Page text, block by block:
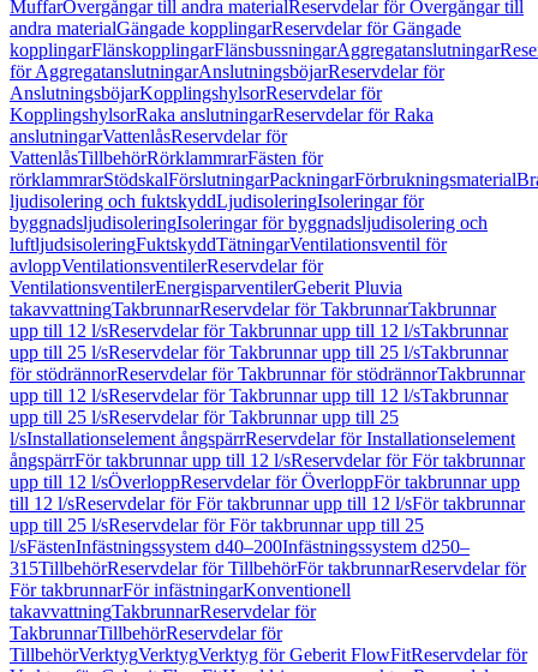
MuffarÖvergångar till andra materialReservdelar för Övergångar till
andra materialGängade kopplingarReservdelar för Gängade
kopplingarFlänskopplingarFlänsbussningarAggregatanslutningar
för AggregatanslutningarAnslutningsböjarReservdelar för
AnslutningsböjarKopplingshylsorReservdelar för
KopplingshylsorRaka anslutningarReservdelar för Raka
anslutningarVattenlåsReservdelar för
VattenlåsTillbehörRörklammrarFästen för
rörklammrarStödskalFörslutningarPackningarFörbrukningsmaterial
ljudisolering och fuktskyddLjudisoleringIsoleringar för
byggnadsljudisoleringIsoleringar för byggnadsljudisolering och
luftljudsisoleringFuktskyddTätningarVentilationsventil för
avloppVentilationsventilerReservdelar för
VentilationsventilerEnergisparventilerGeberit Pluvia
takavvattningTakbrunnarReservdelar för TakbrunnarTakbrunnar
upp till 12 l/sReservdelar för Takbrunnar upp till 12 l/sTakbrunnar
upp till 25 l/sReservdelar för Takbrunnar upp till 25 l/sTakbrunnar
för stödrännorReservdelar för Takbrunnar för stödrännorTakbrunnar
upp till 12 l/sReservdelar för Takbrunnar upp till 12 l/sTakbrunnar
upp till 25 l/sReservdelar för Takbrunnar upp till 25
l/sInstallationselement ångspärrReservdelar för Installationselement
ångspärrFör takbrunnar upp till 12 l/sReservdelar för För takbrunnar
upp till 12 l/sÖverloppReservdelar för ÖverloppFör takbrunnar upp
till 12 l/sReservdelar för För takbrunnar upp till 12 l/sFör takbrunnar
upp till 25 l/sReservdelar för För takbrunnar upp till 25
l/sFästenInfästningssystem d40–200Infästningssystem d250–
315TillbehörReservdelar för TillbehörFör takbrunnarReservdelar för
För takbrunnarFör infästningarKonventionell
takavvattningTakbrunnarReservdelar för
TakbrunnarTillbehörReservdelar för
TillbehörVerktygVerktygVerktyg för Geberit FlowFitReservdelar för